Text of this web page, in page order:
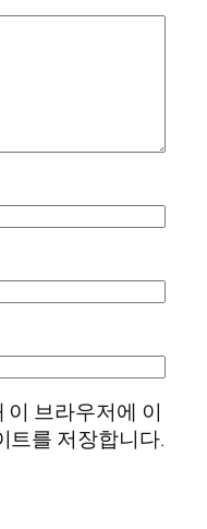
이 브라우저에 이
트를 저장합니다.